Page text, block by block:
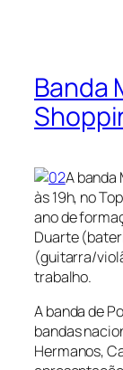
Banda
A
às 19h, no
ano de
Duarte
(guitarra/
trabalho.
A banda de
bandas
Hermanos,